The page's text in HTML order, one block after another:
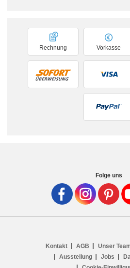
Vorkasse
Rechnung
Folge uns
Kontakt AGB Unser
Ausstellung
Jobs